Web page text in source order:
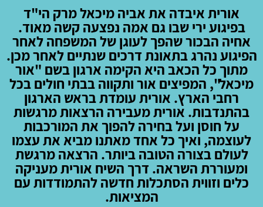
אורית איבדה את אביה מיכאל מרק הי"ד
בפיגוע ירי שבו גם אמה נפצעה קשה מאוד.
אחיה הבכור שהפך לעוגן של המשפחה לאחר
הפיגוע נהרג בתאונת דרכים שנתיים לאחר מכן.
מתוך כל הכאב היא הקימה ארגון בשם "אור
מיכאל", המפיצים אור ותקווה בבתי חולים בכל
רחבי הארץ. אורית עומדת בראש הארגון
בהתנדבות. אורית מעבירה הרצאות מרגשות
על חוסן ועל בחירה להפוך את המורכבות
לעוצמה, ואיך כל אחד מאתנו מביא את עצמו
לעולם בצורה הטובה ביותר. הרצאה מרגשת
ומעוררת השראה. דרך השיח אורית מעניקה
כלים וזווית הסתכלות חדשה להתמודדות עם
המציאות.